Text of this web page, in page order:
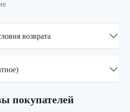
возврата
покупателей